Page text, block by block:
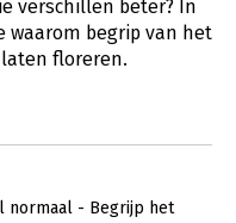
verschillen beter? In
begrip van het
floreren.
normaal - Begrijp het